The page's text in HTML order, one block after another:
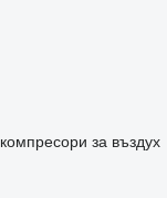
компресори за въздух